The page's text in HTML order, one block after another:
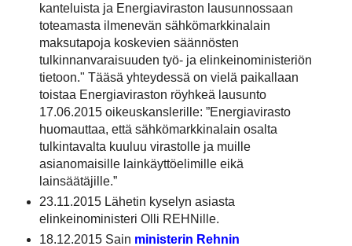
kanteluista ja Energiaviraston lausunnossaan
toteamasta ilmenevän sähkömarkkinalain
maksutapoja koskevien säännösten
tulkinnanvaraisuuden työ- ja elinkeinoministeriön
tietoon." Tääsä yhteydessä on vielä paikallaan
toistaa Energiaviraston röyhkeä lausunto
17.06.2015 oikeuskanslerille: ”Energiavirasto
huomauttaa, että sähkömarkkinalain osalta
tulkintavalta kuuluu virastolle ja muille
asianomaisille lainkäyttöelimille eikä
lainsäätäjille.”
23.11.2015 Lähetin kyselyn asiasta
elinkeinoministeri Olli REHNille.
18.12.2015 Sain ministerin Rehnin